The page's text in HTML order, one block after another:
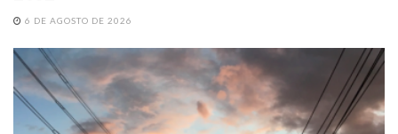
6 DE AGOSTO DE 2026